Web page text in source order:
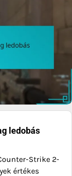
ledobás
Strike 2-
értékes